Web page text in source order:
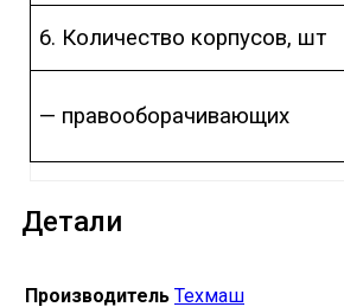
6. Количество корпусов, шт
— правооборачивающих
Детали
Производитель Техмаш